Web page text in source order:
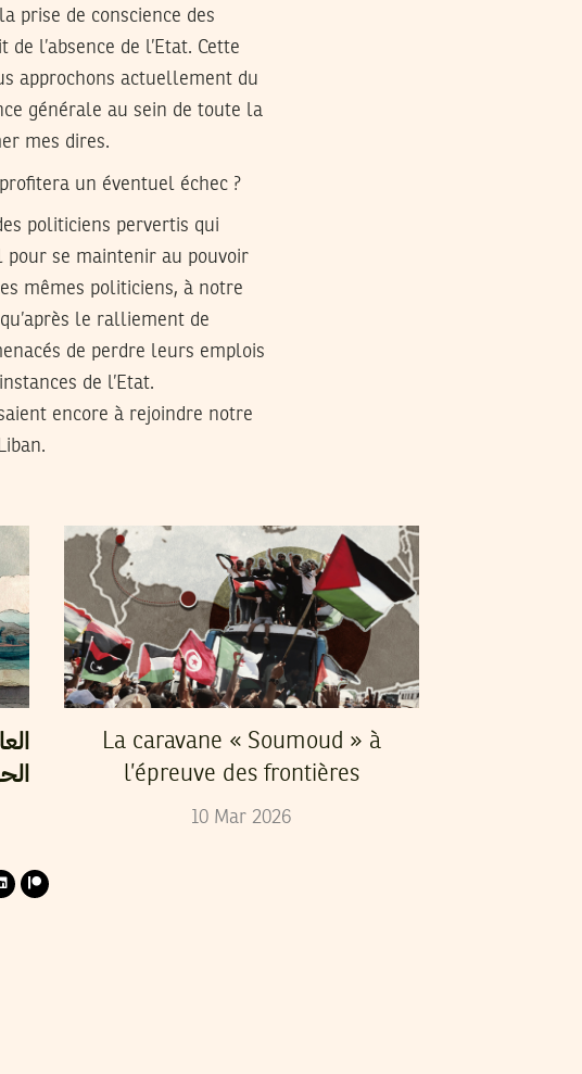
prise de conscience des
l’absence de l’Etat. Cette
approchons actuellement du
générale au sein de toute la
mes dires.
un éventuel échec ?
politiciens pervertis qui
pour se maintenir au pouvoir
mêmes politiciens, à notre
le ralliement de
de perdre leurs emplois
de l’Etat.
encore à rejoindre notre
La caravane « Soumoud » à
l’épreuve des frontières
10 Mar 2026